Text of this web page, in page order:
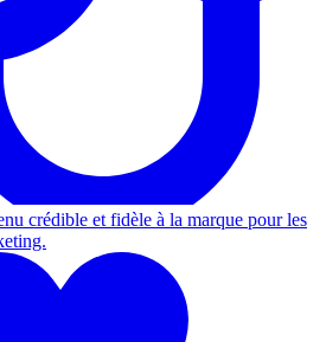
crédible et fidèle à la marque pour les